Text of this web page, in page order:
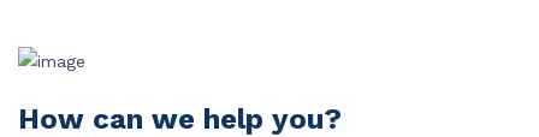
How can we help you?